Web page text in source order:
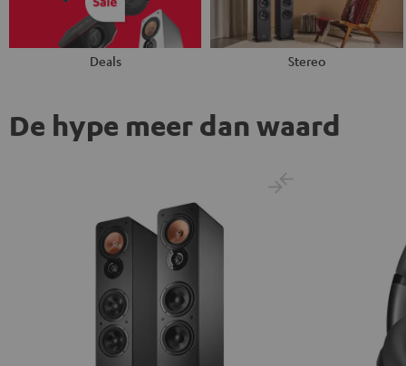
Deals Stereo
De hype meer dan waard